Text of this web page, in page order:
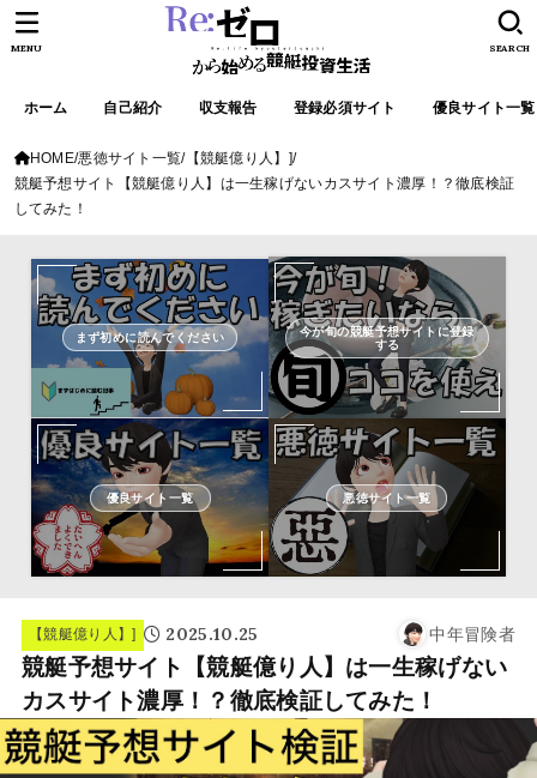
ホーム 自己紹介 収支報告 登録必須サイト 優良サイト一覧
SEARCH
MENU
HOME 悪徳サイト一覧 【競艇億り人】]
競艇予想サイト【競艇億り人】は一生稼げないカスサイト濃厚！？徹底検証
してみた！
まず初めに読んでください
今が旬の競艇予想サイトに登録
する
優良サイト一覧 悪徳サイト一覧
【競艇億り人】] 2025.10.25 中年冒険者
競艇予想サイト【競艇億り人】は一生稼げない
カスサイト濃厚！？徹底検証してみた！